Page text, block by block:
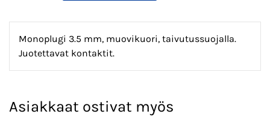
Monoplugi 3.5 mm, muovikuori, taivutussuojalla.
Juotettavat kontaktit.
Asiakkaat ostivat myös